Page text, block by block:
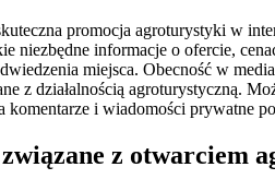
promocja agroturystyki w
niezbędne informacje o ofercie,
miejsca. Obecność w
z działalnością agroturystyczną.
komentarze i wiadomości prywatne
z otwarciem